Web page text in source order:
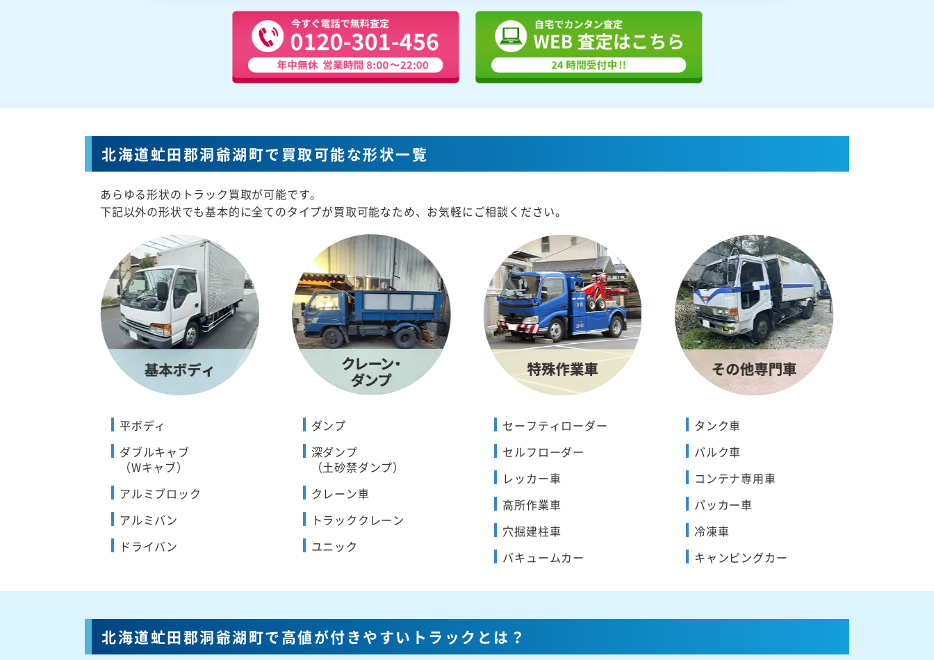
北海道虻田郡洞爺湖町で買取可能な形状一覧
あらゆる形状のトラック買取が可能です。
下記以外の形状でも基本的に全てのタイプが買取可能なため、お気軽にご相談ください。
平ボディ
ダブルキャブ
（Wキャブ）
アルミブロック
アルミバン
ドライバン
ダンプ
深ダンプ
（土砂禁ダンプ）
クレーン車
トラッククレーン
ユニック
セーフティローダー
セルフローダー
レッカー車
高所作業車
穴掘建柱車
バキュームカー
タンク車
バルク車
コンテナ専用車
パッカー車
冷凍車
キャンピングカー
北海道虻田郡洞爺湖町で高値が付きやすいトラックとは？